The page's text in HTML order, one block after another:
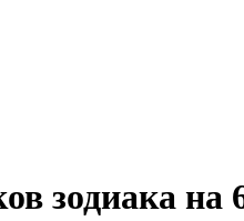
зодиака на